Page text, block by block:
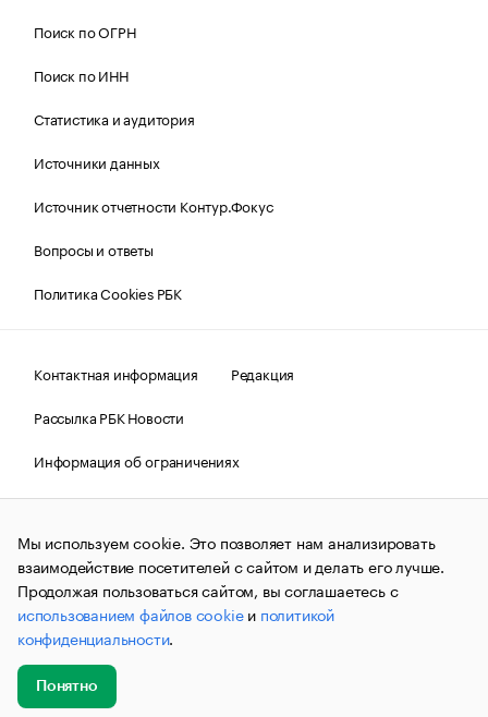
Поиск по ОГРН
Поиск по ИНН
Статистика и аудитория
Источники данных
Источник отчетности Контур.Фокус
Вопросы и ответы
Политика Cookies РБК
Контактная информация
Редакция
Рассылка РБК Новости
Информация об ограничениях
Правовая информация
О соблюдении авторских прав
© АО «РОСБИЗНЕСКОНСАЛТИНГ»,1995–2026.Сообщения
и материалы информационного агентства «РБК»
(зарегистрировано Федеральной службой по надзору в сфере
связи, информационных технологий и массовых
коммуникаций (Роскомнадзор) 09.12.2015 за номером ИА
№ФС77-63848) сопровождаются пометкой «РБК». Отдельные
публикации могут содержать информацию,
не предназначенную для пользователей
до 18 лет.
Мы используем cookie. Это позволяет нам анализировать
взаимодействие посетителей с сайтом и делать его лучше.
Продолжая пользоваться сайтом, вы соглашаетесь с
использованием файлов cookieи политикой
конфиденциальности.
Понятно